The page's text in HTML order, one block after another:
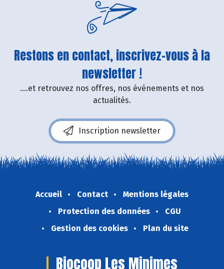
Restons en contact, inscrivez-vous à la
newsletter !
....et retrouvez nos offres, nos événements et nos
actualités.
Inscription newsletter
Accueil Contact
Mentions légales
Protection des données
CGU
Gestion des cookies
Plan du site
Biocoop Les Minimes